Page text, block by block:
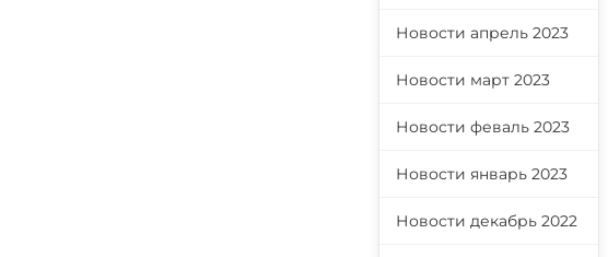
Новости апрель 2023
Новости март 2023
Новости феваль 2023
Новости январь 2023
Новости декабрь 2022